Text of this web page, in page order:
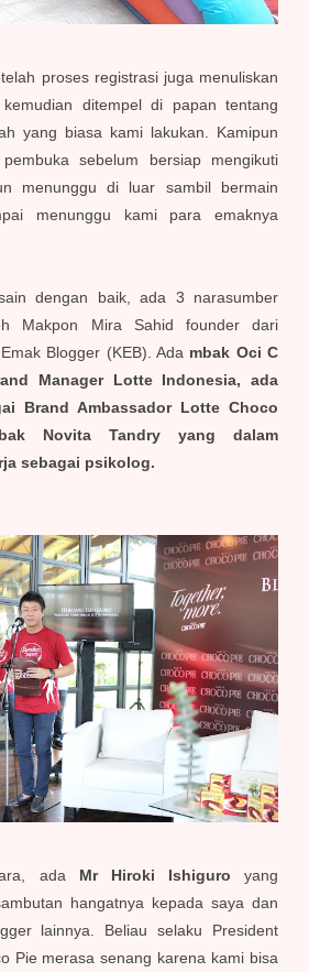
proses registrasi juga menuliskan
ditempel di papan tentang
yang biasa kami lakukan. Kamipun
sebelum bersiap mengikuti
menunggu di luar sambil bermain
menunggu kami para emaknya
dengan baik, ada 3 narasumber
Makpon Mira Sahid founder dari
Blogger (KEB). Ada mbak Oci C
Manager Lotte Indonesia, ada
Brand Ambassador Lotte Choco
Novita Tandry yang dalam
sebagai psikolog.
ada Mr Hiroki Ishiguro yang
hangatnya kepada saya dan
lainnya. Beliau selaku President
Pie merasa senang karena kami bisa